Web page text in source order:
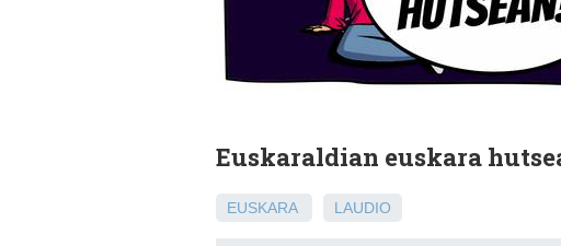
Euskaraldian euskara
EUSKARA LAUDIO